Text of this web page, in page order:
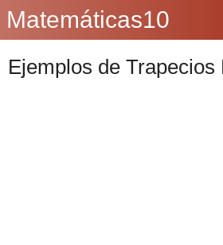
Matemáticas10
Ejemplos de Trapecios